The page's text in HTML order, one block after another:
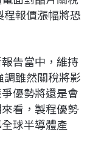
報價漲幅將恐
告當中，維持
雖然關稅將影
優勢將還是會
看，製程優勢
球半導體產